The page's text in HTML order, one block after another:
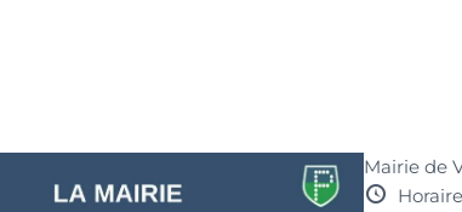
Mairie de